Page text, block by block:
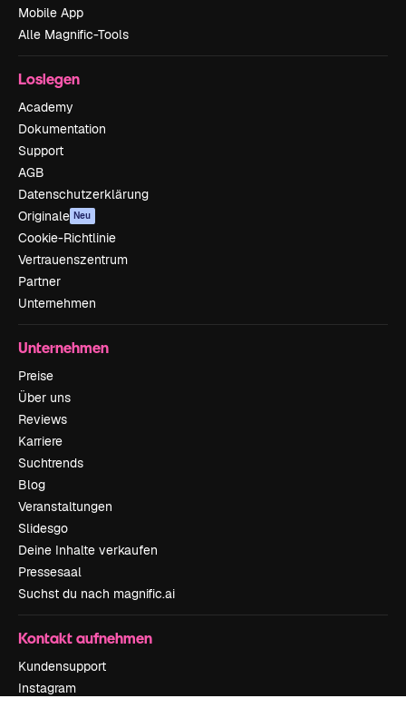
Mobile App
Alle Magnific-Tools
Loslegen
Academy
Dokumentation
Support
AGB
Datenschutzerklärung
Originale Neu
Cookie-Richtlinie
Vertrauenszentrum
Partner
Unternehmen
Unternehmen
Preise
Über uns
Reviews
Karriere
Suchtrends
Blog
Veranstaltungen
Slidesgo
Deine Inhalte verkaufen
Pressesaal
Suchst du nach magnific.ai
Kontakt aufnehmen
Kundensupport
Instagram